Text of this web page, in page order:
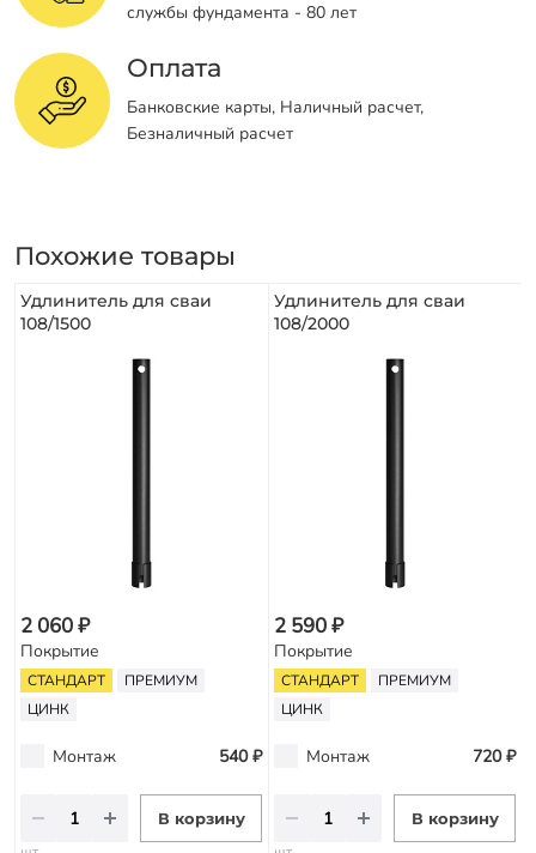
службы фундамента - 80 лет
Оплата
Банковские карты, Наличный расчет,
Безналичный расчет
Похожие товары
Удлинитель для сваи
108/1500
2 060 ₽
Покрытие
СТАНДАРТ
ПРЕМИУМ
ЦИНК
Монтаж 540 ₽
В корзину
Удлинитель для сваи
108/2000
2 590 ₽
Покрытие
СТАНДАРТ
ПРЕМИУМ
ЦИНК
Монтаж 720 ₽
В корзину